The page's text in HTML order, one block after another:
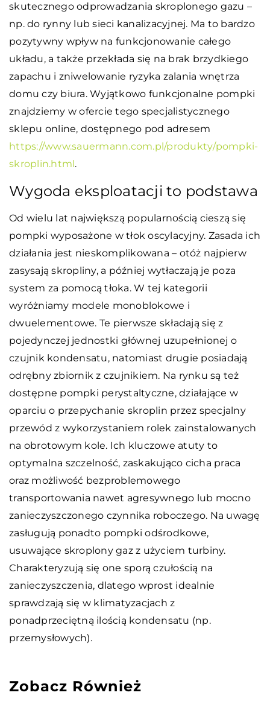
skutecznego odprowadzania skroplonego gazu –
np. do rynny lub sieci kanalizacyjnej. Ma to bardzo
pozytywny wpływ na funkcjonowanie całego
układu, a także przekłada się na brak brzydkiego
zapachu i zniwelowanie ryzyka zalania wnętrza
domu czy biura. Wyjątkowo funkcjonalne pompki
znajdziemy w ofercie tego specjalistycznego
sklepu online, dostępnego pod adresem
https://www.sauermann.com.pl/produkty/pompki-
skroplin.html .
Wygoda eksploatacji to podstawa
Od wielu lat największą popularnością cieszą się
pompki wyposażone w tłok oscylacyjny. Zasada ich
działania jest nieskomplikowana – otóż najpierw
zasysają skropliny, a później wytłaczają je poza
system za pomocą tłoka. W tej kategorii
wyróżniamy modele monoblokowe i
dwuelementowe. Te pierwsze składają się z
pojedynczej jednostki głównej uzupełnionej o
czujnik kondensatu, natomiast drugie posiadają
odrębny zbiornik z czujnikiem. Na rynku są też
dostępne pompki perystaltyczne, działające w
oparciu o przepychanie skroplin przez specjalny
przewód z wykorzystaniem rolek zainstalowanych
na obrotowym kole. Ich kluczowe atuty to
optymalna szczelność, zaskakująco cicha praca
oraz możliwość bezproblemowego
transportowania nawet agresywnego lub mocno
zanieczyszczonego czynnika roboczego. Na uwagę
zasługują ponadto pompki odśrodkowe,
usuwające skroplony gaz z użyciem turbiny.
Charakteryzują się one sporą czułością na
zanieczyszczenia, dlatego wprost idealnie
sprawdzają się w klimatyzacjach z
ponadprzeciętną ilością kondensatu (np.
przemysłowych).
Zobacz Również